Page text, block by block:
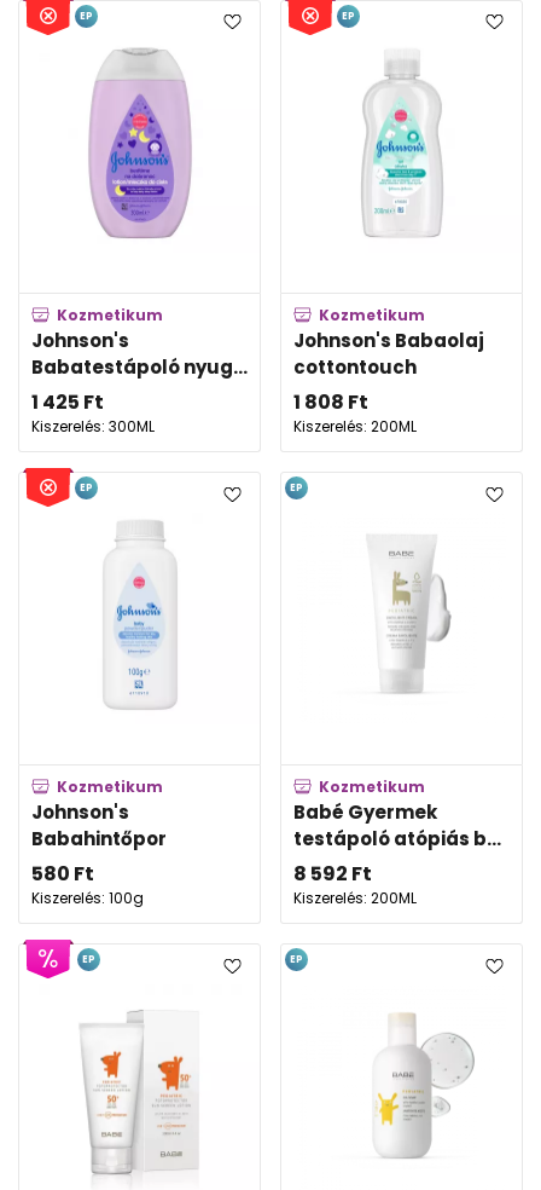
Kozmetikum
Johnson's
Babatestápoló nyug...
1 425 Ft
Kiszerelés: 300ML
EP
Kozmetikum
Johnson's Babaolaj
cottontouch
1 808 Ft
Kiszerelés: 200ML
EP
Kozmetikum
Johnson's
Babahintőpor
580 Ft
Kiszerelés: 100g
EP
Kozmetikum
Babé Gyermek
testápoló atópiás b...
8 592 Ft
Kiszerelés: 200ML
EP
EP EP